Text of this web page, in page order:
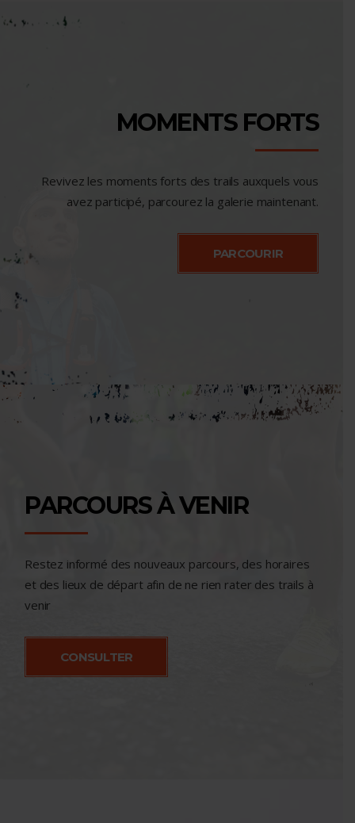
MOMENTS FORTS
Revivez les moments forts des trails auxquels vous
avez participé, parcourez la galerie maintenant.
PARCOURIR
PARCOURS À VENIR
Restez informé des nouveaux parcours, des horaires
et des lieux de départ afin de ne rien rater des trails à
venir
CONSULTER